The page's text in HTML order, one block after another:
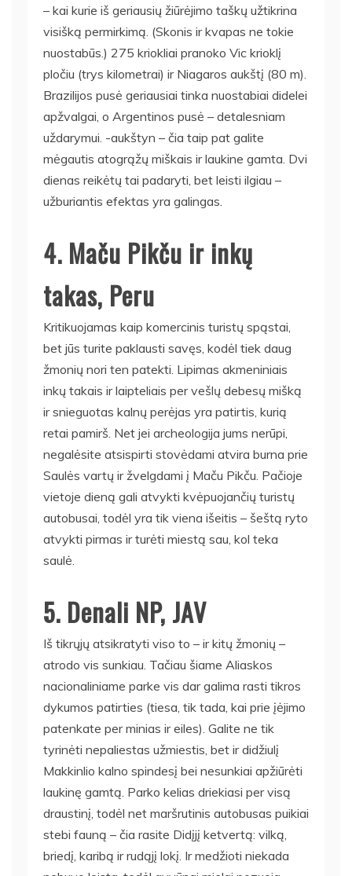
– kai kurie iš geriausių žiūrėjimo taškų užtikrina
visišką permirkimą. (Skonis ir kvapas ne tokie
nuostabūs.) 275 kriokliai pranoko Vic krioklį
pločiu (trys kilometrai) ir Niagaros aukštį (80 m).
Brazilijos pusė geriausiai tinka nuostabiai didelei
apžvalgai, o Argentinos pusė – detalesniam
uždarymui. -aukštyn – čia taip pat galite
mėgautis atogrąžų miškais ir laukine gamta. Dvi
dienas reikėtų tai padaryti, bet leisti ilgiau –
užburiantis efektas yra galingas.
4. Maču Pikču ir inkų
takas, Peru
Kritikuojamas kaip komercinis turistų spąstai,
bet jūs turite paklausti savęs, kodėl tiek daug
žmonių nori ten patekti. Lipimas akmeniniais
inkų takais ir laipteliais per vešlų debesų mišką
ir snieguotas kalnų perėjas yra patirtis, kurią
retai pamirš. Net jei archeologija jums nerūpi,
negalėsite atsispirti stovėdami atvira burna prie
Saulės vartų ir žvelgdami į Maču Pikču. Pačioje
vietoje dieną gali atvykti kvėpuojančių turistų
autobusai, todėl yra tik viena išeitis – šeštą ryto
atvykti pirmas ir turėti miestą sau, kol teka
saulė.
5. Denali NP, JAV
Iš tikrųjų atsikratyti viso to – ir kitų žmonių –
atrodo vis sunkiau. Tačiau šiame Aliaskos
nacionaliniame parke vis dar galima rasti tikros
dykumos patirties (tiesa, tik tada, kai prie įėjimo
patenkate per minias ir eiles). Galite ne tik
tyrinėti nepaliestas užmiestis, bet ir didžiulį
Makkinlio kalno spindesį bei nesunkiai apžiūrėti
laukinę gamtą. Parko kelias driekiasi per visą
draustinį, todėl net maršrutinis autobusas puikiai
stebi fauną – čia rasite Didįjį ketvertą: vilką,
briedį, karibą ir rudąjį lokį. Ir medžioti niekada